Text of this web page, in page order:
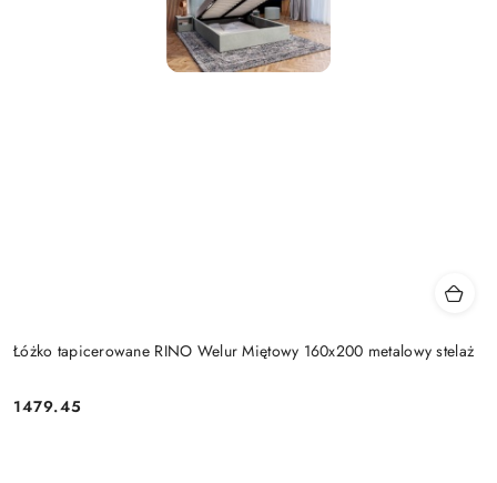
Łóżko tapicerowane RINO Welur Miętowy 160x200 metalowy stelaż
Cena:
1479.45